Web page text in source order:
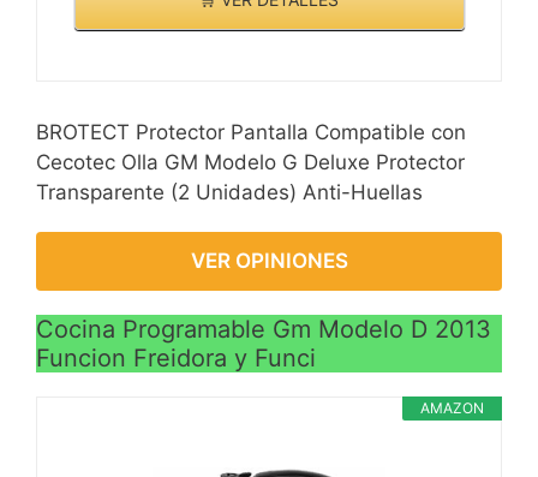
BROTECT Protector Pantalla Compatible con
Cecotec Olla GM Modelo G Deluxe Protector
Transparente (2 Unidades) Anti-Huellas
VER OPINIONES
Cocina Programable Gm Modelo D 2013
Funcion Freidora y Funci
AMAZON